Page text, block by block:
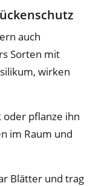
auch
Sorten mit
wirken
oder pflanze ihn
im Raum und
Blätter und trag